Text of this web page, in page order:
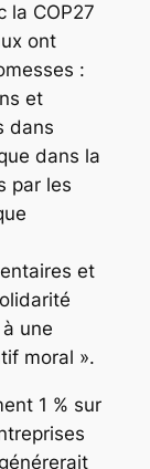
la COP27
ont
:
et
dans
dans la
par les
et
une
moral ».
1 % sur